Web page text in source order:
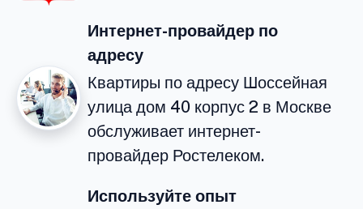
Интернет-провайдер по
адресу
Квартиры по адресу Шоссейная
улица дом 40 корпус 2 в Москве
обслуживает интернет-
провайдер Ростелеком.
Используйте опыт